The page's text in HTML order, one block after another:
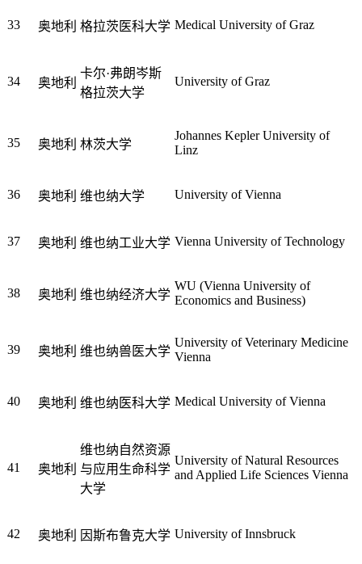
33 奥地利 格拉茨医科大学 Medical University of Graz
34 奥地利
卡尔·弗朗岑斯
格拉茨大学
University of Graz
35 奥地利 林茨大学
Johannes Kepler University of
Linz
36 奥地利 维也纳大学 University of Vienna
37 奥地利 维也纳工业大学 Vienna University of Technology
38 奥地利 维也纳经济大学
WU (Vienna University of
Economics and Business)
39 奥地利 维也纳兽医大学
University of Veterinary Medicine
Vienna
40 奥地利 维也纳医科大学 Medical University of Vienna
41 奥地利
维也纳自然资源
与应用生命科学
大学
University of Natural Resources
and Applied Life Sciences Vienna
42 奥地利 因斯布鲁克大学 University of Innsbruck